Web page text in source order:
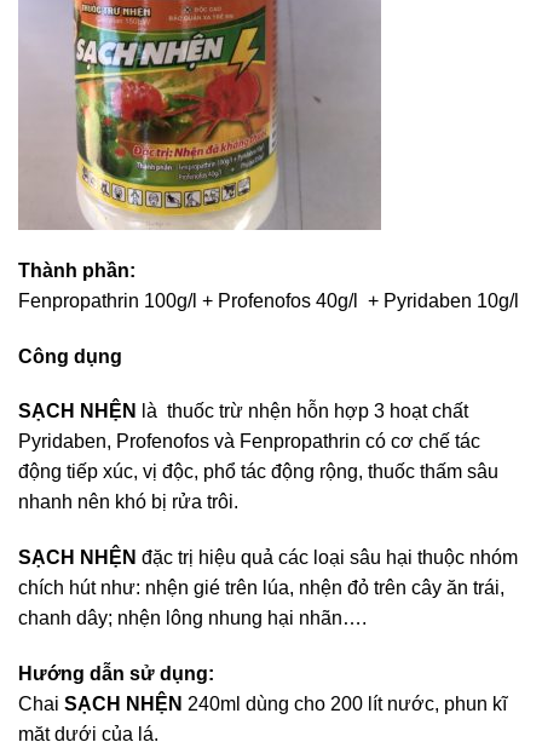
Thành phần:
Fenpropathrin 100g/l + Profenofos 40g/l + Pyridaben 10g/l
Công dụng
SẠCH NHỆN
là thuốc trừ nhện hỗn hợp 3 hoạt chất
Pyridaben, Profenofos và Fenpropathrin có cơ chế tác
động tiếp xúc, vị độc, phổ tác động rộng, thuốc thấm sâu
nhanh nên khó bị rửa trôi.
SẠCH NHỆN đặc trị hiệu quả các loại sâu hại thuộc nhóm
chích hút như: nhện gié trên lúa, nhện đỏ trên cây ăn trái,
chanh dây; nhện lông nhung hại nhãn….
Hướng dẫn sử dụng:
Chai SẠCH NHỆN 240ml dùng cho 200 lít nước, phun kĩ
mặt dưới của lá.